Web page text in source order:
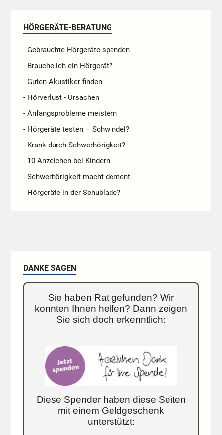
HÖRGERÄTE-BERATUNG
- Gebrauchte Hörgeräte spenden
- Brauche ich ein Hörgerät?
- Guten Akustiker finden
- Hörverlust - Ursachen
- Anfangsprobleme meistern
- Hörgeräte testen – Schwindel?
- Krank durch Schwerhörigkeit?
- 10 Anzeichen bei Kindern
- Schwerhörigkeit macht dement
- Hörgeräte in der Schublade?
DANKE SAGEN
Sie haben Rat gefunden? Wir
konnten Ihnen helfen? Dann zeigen
Sie sich doch erkenntlich:
Diese Spender haben diese Seiten
mit einem Geldgeschenk
unterstützt: